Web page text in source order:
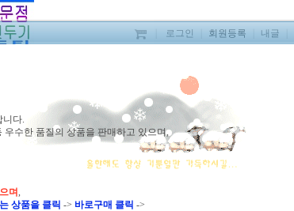
로그인 회원등록 내글
니다.
우수한 품질의 상품을 판매하고 있으며,
며,
상품을 클릭 -> 바로구매 클릭 ->